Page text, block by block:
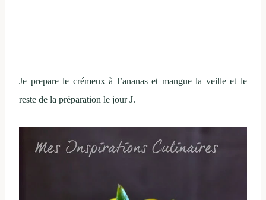
Je prepare le crémeux à l’ananas et mangue la veille et le
reste de la préparation le jour J.